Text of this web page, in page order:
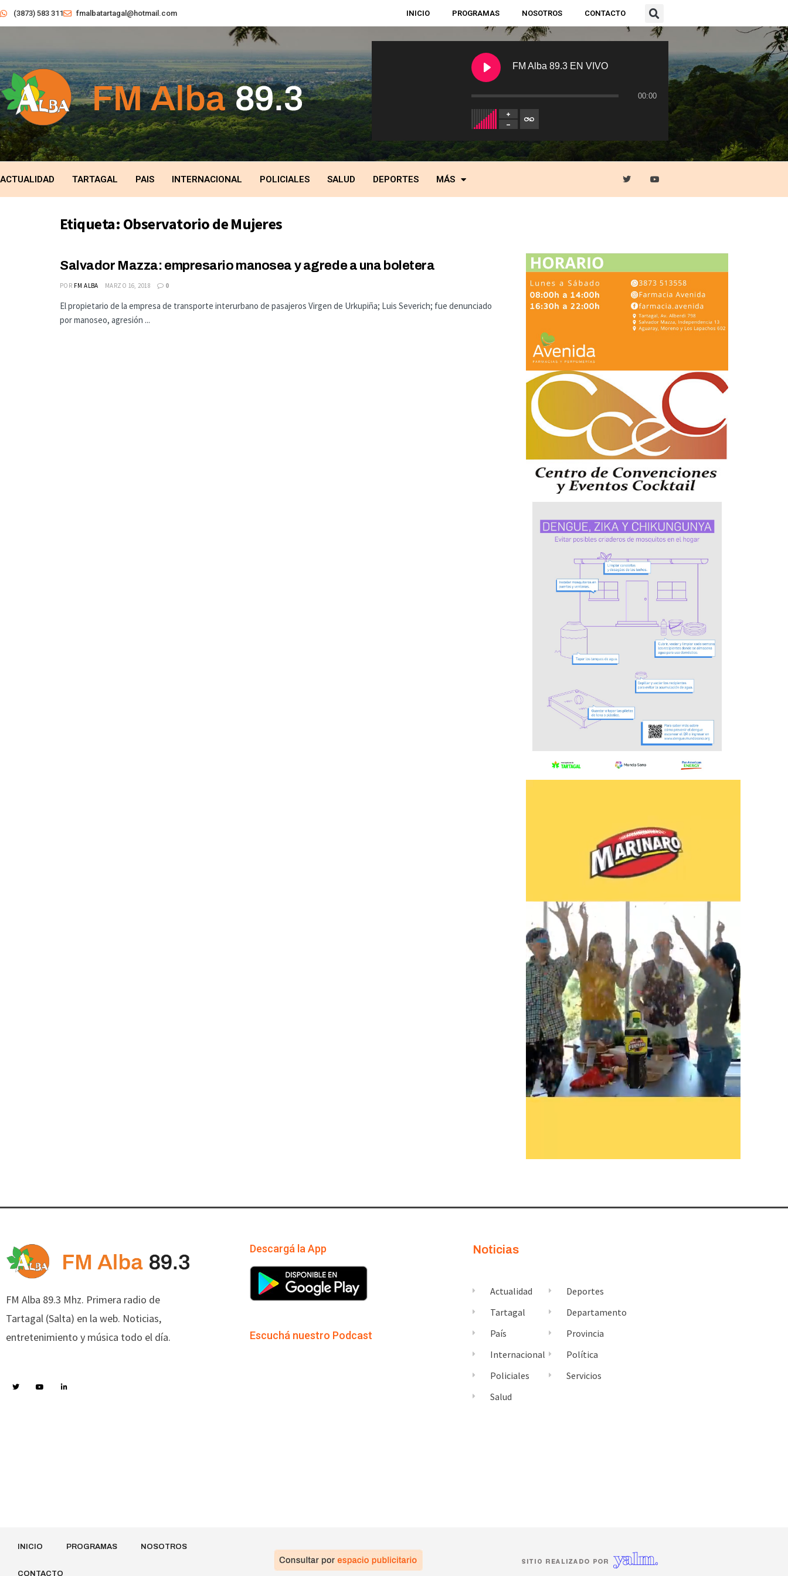
(3873) 583 311 fmalbatartagal@hotmail.com INICIO PROGRAMAS NOSOTROS CONTACTO
FM Alba 89.3 EN VIVO
00:00
ACTUALIDAD TARTAGAL PAIS INTERNACIONAL POLICIALES SALUD DEPORTES MÁS
Etiqueta: Observatorio de Mujeres
Salvador Mazza: empresario manosea y agrede a una boletera
POR FM ALBA MARZO 16, 2018 0
El propietario de la empresa de transporte interurbano de pasajeros Virgen de Urkupiña; Luis Severich; fue denunciado
por manoseo, agresión ...
FM Alba 89.3 Mhz. Primera radio de
Tartagal (Salta) en la web. Noticias,
entretenimiento y música todo el día.
Descargá la App
Escuchá nuestro Podcast
Noticias
Actualidad
Tartagal
País
Internacional
Policiales
Salud
Deportes
Departamento
Provincia
Política
Servicios
INICIO PROGRAMAS NOSOTROS
CONTACTO